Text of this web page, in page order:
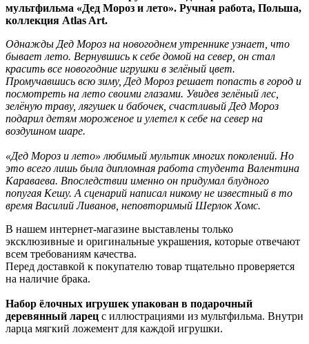
мультфильма «Дед Мороз и лето». Ручная работа, Польша,
коллекция Atlas Art.
Однажды Дед Мороз на новогоднем утреннике узнает, что
бывает лето. Вернувшись к себе домой на север, он стал
красить все новогодние игрушки в зелёный цвет.
Промучавшись всю зиму, Дед Мороз решает попасть в город и
посмотреть на лето своими глазами. Увидев зелёный лес,
зелёную траву, лягушек и бабочек, счастливый Дед Мороз
подарил детям мороженое и улетел к себе на север на
воздушном шаре.
«Дед Мороз и лето» любимый мультик многих поколений. Но
это всего лишь была дипломная работа студента Валентина
Караваева. Впоследствии именно он придумал блудного
попугая Кешу. А сценарий написал никому не известный в то
время Василий Ливанов, неповторимый Шерлок Хомс.
В нашем интернет-магазине выставлены только
эксклюзивные и оригинальные украшения, которые отвечают
всем требованиям качества.
Перед доставкой к покупателю товар тщательно проверяется
на наличие брака.
Набор ёлочных игрушек упакован в подарочный
деревянный ларец с иллюстрациями из мультфильма. Внутри
ларца мягкий ложемент для каждой игрушки.